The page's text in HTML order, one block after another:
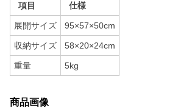
項目 仕様
展開サイズ 95×57×50cm
収納サイズ 58×20×24cm
重量 5kg
商品画像